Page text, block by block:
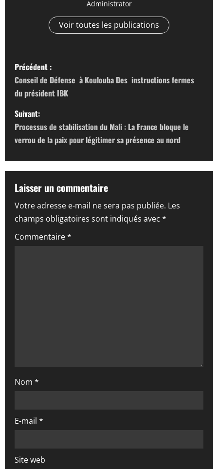
Administrator
Voir toutes les publications
N
a
v
i
g
a
t
i
o
n
c
e
Précédent :
Conseil de Défense à Koulouba Des instructions fermes
du président IBK
Suivant:
Processus de stabilisation du Mali : La France bloque le
verrou de la paix pour légitimer sa présence au nord
Laisser un commentaire
Votre adresse e-mail ne sera pas publiée. Les
champs obligatoires sont indiqués avec *
Commentaire*
Nom *
E-mail *
Site web